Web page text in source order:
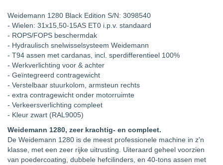
Weidemann 1280 Black Edition S/N: 3098540
- Wielen: 31x15,50-15AS ET0 i.p.v. standaard
- ROPS/FOPS beschermdak
- Hydraulisch snelwisselsysteem Weidemann
- T94 assen met cardanas, incl. sperdifferentieel 100%
- Werkverlichting voor & achter
- Geïntegreerd contragewicht
- Verstelbaar stuurkolom, armsteun rechts
- extra contragewicht onder motorruimte
- Verkeersverlichting compleet
- Kleur zwart (RAL9005)
Weidemann 1280, zeer krachtig- en compleet.
De Weidemann 1280 is de meest professionele machine in z'n
klasse, met een zeer rijke uitrusting. Uiteraard geheel voorzien
van poedercoating, dubbele hefcilinders, en 40-tons assen met